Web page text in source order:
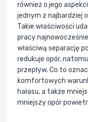
również o jego
jednym z najbardziej
Takie właściwości
pracy
właściwą separację
redukuje opór,
przepływ. Co to
komfortowych
hałasu, a także
mniejszy opór